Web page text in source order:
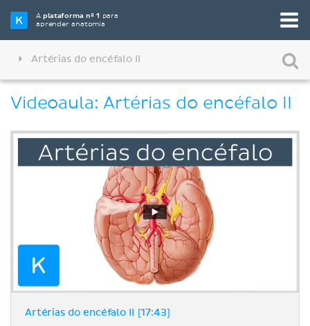
Aplataforma nº 1 para
aprender anatomia
Artérias do encéfalo II
Videoaula: Artérias do encéfalo II
Artérias do encéfalo II [17:43]